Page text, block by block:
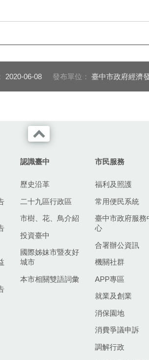
2020-06-08 發布單位： 臺中市政府經濟
認識臺中
歷史沿革
二十九區行政區
市樹、花、鳥介紹
投資臺中
國際姊妹市暨友好
城市
本市相關雙語詞彙
市民服務
福利及照護
常用便民系統
臺中市政府服務
心
合署辦公資訊
機關社群
APP專區
就業及創業
消保園地
消費爭議申訴
調解行政